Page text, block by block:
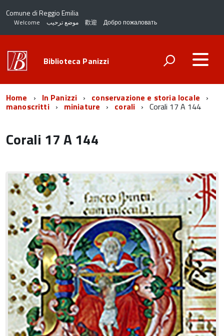
Comune di Reggio Emilia
Welcome موضع ترحيب 歡迎 Добро пожаловать
Biblioteca Panizzi
Home In Panizzi conservazione e storia locale
manoscritti miniature corali Corali 17 A 144
Corali 17 A 144